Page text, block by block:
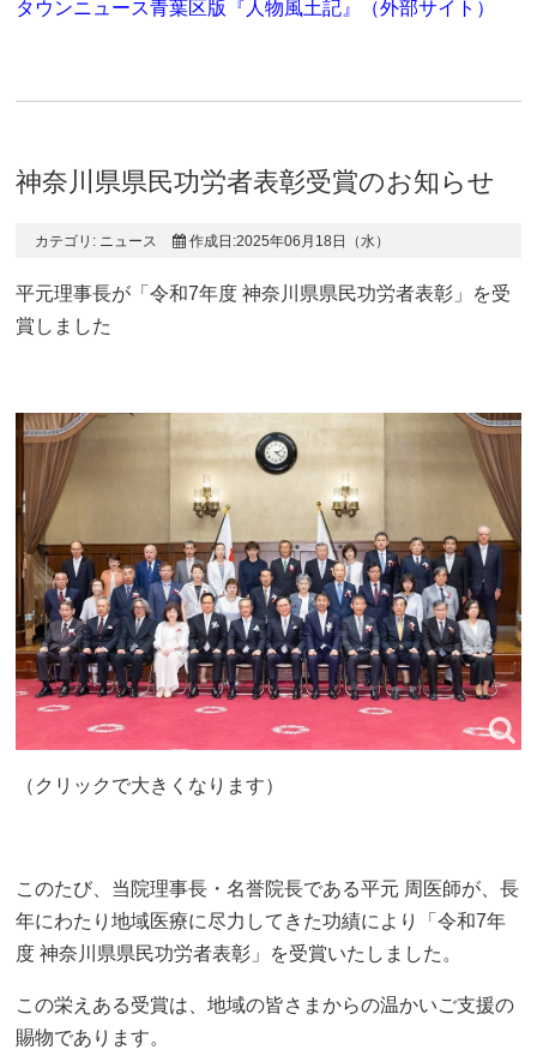
タウンニュース青葉区版『人物風土記』 （外部サイト）
神奈川県県民功労者表彰受賞のお知らせ
カテゴリ: ニュース 作成日:2025年06月18日（水）
平元理事長が「令和7年度 神奈川県県民功労者表彰」を受
賞しました
（クリックで大きくなります）
このたび、当院理事長・名誉院長である平元 周医師が、長
年にわたり地域医療に尽力してきた功績により「令和7年
度 神奈川県県民功労者表彰」を受賞いたしました。
この栄えある受賞は、地域の皆さまからの温かいご支援の
賜物であります。